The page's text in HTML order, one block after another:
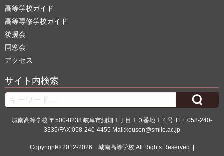
高等学校ガイド
高等専修学校ガイド
後援会
同窓会
アクセス
サイト内検索
Search
城南高等学校 〒500-8238 岐阜市細畑１丁目１０番地１４号 TEL:058-240-
3335/FAX:058-240-4455 Mail:kousen@smile.ac.jp
Copyright© 2012-2026 城南高等学校All Rights Reserved. |